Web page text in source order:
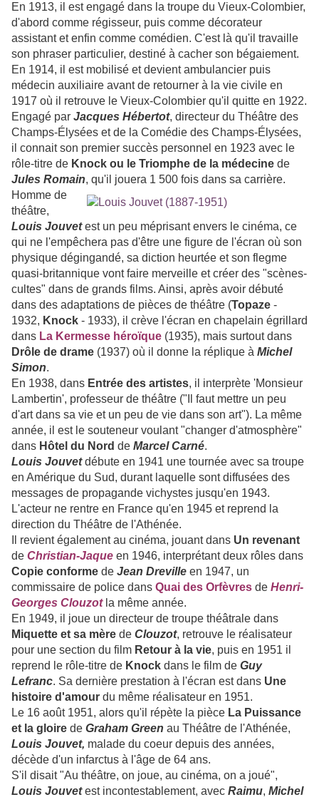
En 1913, il est engagé dans la troupe du Vieux-Colombier,
d'abord comme régisseur, puis comme décorateur
assistant et enfin comme comédien. C'est là qu'il travaille
son phraser particulier, destiné à cacher son bégaiement.
En 1914, il est mobilisé et devient ambulancier puis
médecin auxiliaire avant de retourner à la vie civile en
1917 où il retrouve le Vieux-Colombier qu'il quitte en 1922.
Engagé par Jacques Hébertot, directeur du Théâtre des
Champs-Élysées et de la Comédie des Champs-Élysées,
il connait son premier succès personnel en 1923 avec le
rôle-titre de Knock ou le Triomphe de la médecine de
Jules Romain, qu'il jouera 1 500 fois dans sa carrière.
Homme de
théâtre,
Louis Jouvetest un peu méprisant envers le cinéma, ce
qui ne l'empêchera pas d'être une figure de l'écran où son
physique dégingandé, sa diction heurtée et son flegme
quasi-britannique vont faire merveille et créer des "scènes-
cultes" dans de grands films. Ainsi, après avoir débuté
dans des adaptations de pièces de théâtre (Topaze -
1932, Knock - 1933), il crève l'écran en chapelain égrillard
dans La Kermesse héroïque (1935), mais surtout dans
Drôle de drame (1937) où il donne la réplique à Michel
Simon.
En 1938, dans Entrée des artistes, il interprète 'Monsieur
Lambertin', professeur de théâtre ("Il faut mettre un peu
d'art dans sa vie et un peu de vie dans son art"). La même
année, il est le souteneur voulant "changer d'atmosphère"
dans Hôtel du Nord de Marcel Carné.
Louis Jouvetdébute en 1941 une tournée avec sa troupe
en Amérique du Sud, durant laquelle sont diffusées des
messages de propagande vichystes jusqu'en 1943.
L'acteur ne rentre en France qu'en 1945 et reprend la
direction du Théâtre de l'Athénée.
Il revient également au cinéma, jouant dans Un revenant
de Christian-Jaque en 1946, interprétant deux rôles dans
Copie conforme de Jean Dreville en 1947, un
commissaire de police dans Quai des Orfèvres de Henri-
Georges Clouzot la même année.
En 1949, il joue un directeur de troupe théâtrale dans
Miquette et sa mère de Clouzot, retrouve le réalisateur
pour une section du film Retour à la vie, puis en 1951 il
reprend le rôle-titre de Knock dans le film de Guy
Lefranc. Sa dernière prestation à l'écran est dans Une
histoire d'amour du même réalisateur en 1951.
Le 16 août 1951, alors qu'il répète la pièce La Puissance
et la gloire de Graham Green au Théâtre de l'Athénée,
Louis Jouvet, malade du coeur depuis des années,
décède d'un infarctus à l'âge de 64 ans.
S'il disait "Au théâtre, on joue, au cinéma, on a joué",
Louis Jouvetest incontestablement, avec Raimu, Michel